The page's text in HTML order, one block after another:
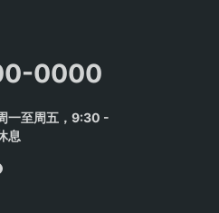
0000
一至周五，9:30 -
息